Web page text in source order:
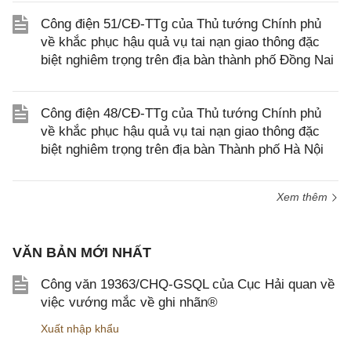
Công điện 51/CĐ-TTg của Thủ tướng Chính phủ
về khắc phục hậu quả vụ tai nạn giao thông đặc
biệt nghiêm trọng trên địa bàn thành phố Đồng Nai
Công điện 48/CĐ-TTg của Thủ tướng Chính phủ
về khắc phục hậu quả vụ tai nạn giao thông đặc
biệt nghiêm trọng trên địa bàn Thành phố Hà Nội
Xem thêm
VĂN BẢN MỚI NHẤT
Công văn 19363/CHQ-GSQL của Cục Hải quan về
việc vướng mắc về ghi nhãn®
Xuất nhập khẩu